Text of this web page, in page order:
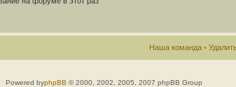
Наша команда •
Powered byphpBB © 2000, 2002, 2005, 2007 phpBB Group